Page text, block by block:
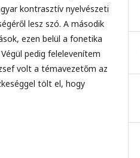
kontrasztív nyelvészeti
lesz szó. A második
ezen belül a fonetika
pedig felelevenítem
volt a témavezetőm az
tölt el, hogy